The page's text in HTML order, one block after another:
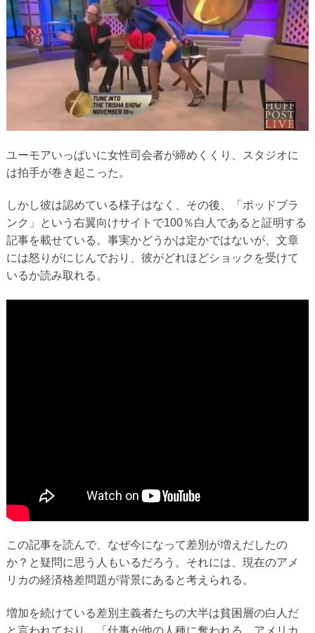
ユーモアいっぱいに女性司会者が締めくくり、スタジオに
は拍手が巻き起こった。
しかし彼は認めている様子はなく、その後、「ポッドブラ
ンク」という右翼向けサイトで100％白人であると証明する
記事を載せている。事実かどうかは定かではないが、文章
には怒りがにじんでおり、彼がどれほどショックを受けて
いるか読み取れる。
この記事を読んで、なぜ今になって差別が増えだしたの
か？と疑問に思う人もいるだろう。それには、現在のアメ
リカの経済格差問題が背景にあると考えられる。
増加を続けている差別主義者たちの大半は貧困層の白人だ
と言われており、「仕事が他の人種に奪われる。アメリカ